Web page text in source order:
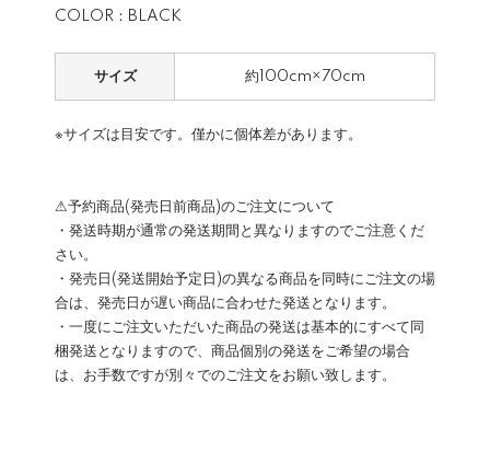
COLOR：BLACK
サイズ 約100cm×70cm
※サイズは目安です。僅かに個体差があります。
⚠予約商品(発売日前商品)のご注文について
・発送時期が通常の発送期間と異なりますのでご注意くだ
さい。
・発売日(発送開始予定日)の異なる商品を同時にご注文の場
合は、発売日が遅い商品に合わせた発送となります。
・一度にご注文いただいた商品の発送は基本的にすべて同
梱発送となりますので、商品個別の発送をご希望の場合
は、お手数ですが別々でのご注文をお願い致します。